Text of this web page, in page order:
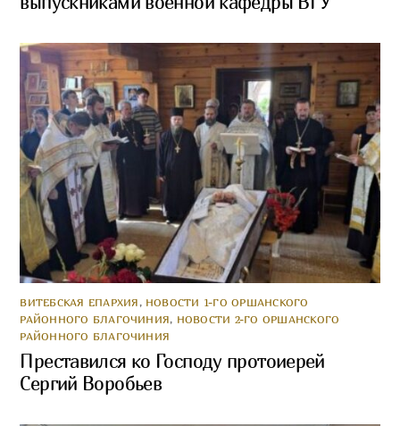
ВИТЕБСКАЯ ЕПАРХИЯ, НОВОСТИ 1-ГО ОРШАНСКОГО
РАЙОННОГО БЛАГОЧИНИЯ, НОВОСТИ 2-ГО ОРШАНСКОГО
РАЙОННОГО БЛАГОЧИНИЯ
Преставился ко Господу протоиерей
Сергий Воробьев